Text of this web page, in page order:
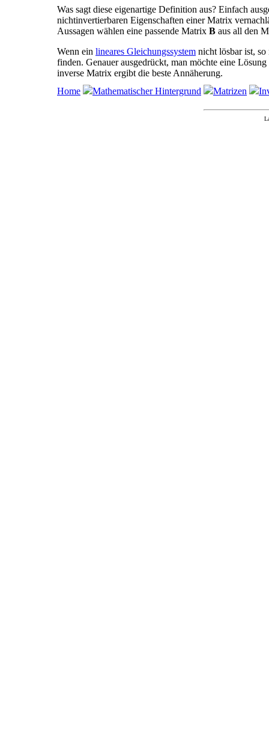
Was sagt diese eigenartige Definition aus? Einfach
nichtinvertierbaren Eigenschaften einer Matrix
Aussagen wählen eine passende Matrix B aus all den
Wenn ein lineares Gleichungssystem nicht lösbar ist,
finden. Genauer ausgedrückt, man möchte eine
inverse Matrix ergibt die beste Annäherung.
Home
Mathematischer Hintergrund Matrizen